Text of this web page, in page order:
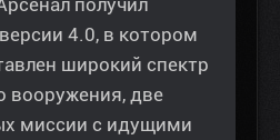
получил
4.0, в котором
широкий спектр
вооружения, две
миссии с идущими